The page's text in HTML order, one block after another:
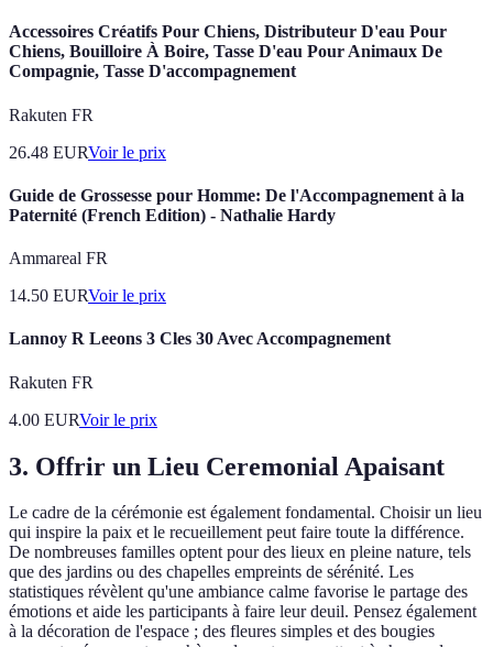
Accessoires Créatifs Pour Chiens, Distributeur D'eau Pour
Chiens, Bouilloire À Boire, Tasse D'eau Pour Animaux De
Compagnie, Tasse D'accompagnement
Rakuten FR
26.48 EURVoir le prix
Guide de Grossesse pour Homme: De l'Accompagnement à la
Paternité (French Edition) - Nathalie Hardy
Ammareal FR
14.50 EURVoir le prix
Lannoy R Leeons 3 Cles 30 Avec Accompagnement
Rakuten FR
4.00 EURVoir le prix
3. Offrir un Lieu Ceremonial Apaisant
Le cadre de la cérémonie est également fondamental. Choisir un lieu
qui inspire la paix et le recueillement peut faire toute la différence.
De nombreuses familles optent pour des lieux en pleine nature, tels
que des jardins ou des chapelles empreints de sérénité. Les
statistiques révèlent qu'une ambiance calme favorise le partage des
émotions et aide les participants à faire leur deuil. Pensez également
à la décoration de l'espace ; des fleures simples et des bougies